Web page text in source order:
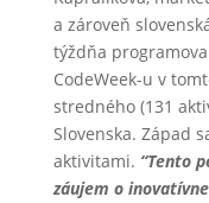
a zároveň
týždňa
CodeWeek-u v
stredného (131
Slovenska. Západ
aktivitami. “Tento
záujem o